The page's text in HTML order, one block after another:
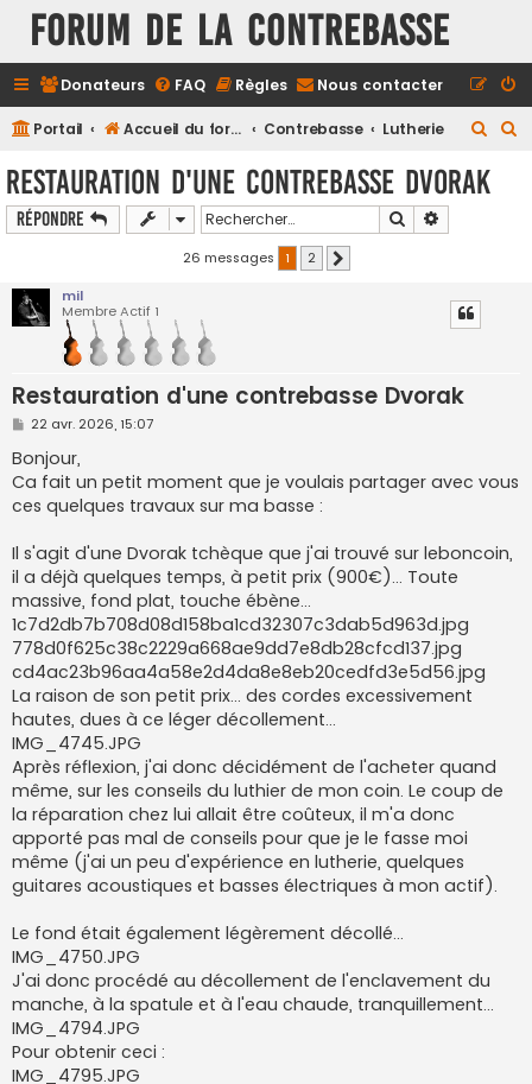
FORUM DE LA CONTREBASSE
Donateurs FAQ Règles Nous contacter
Portail Accueil du forum Contrebasse Lutherie
c
Restauration d'une contrebasse Dvorak
Répondre Rechercher
26 messages 1 2
mil
Membre Actif 1
Restauration d'une contrebasse Dvorak
M
s
s
a
g
e
22 avr. 2026, 15:07
Bonjour,
Ca fait un petit moment que je voulais partager avec vous
ces quelques travaux sur ma basse :
Il s'agit d'une Dvorak tchèque que j'ai trouvé sur leboncoin,
il a déjà quelques temps, à petit prix (900€)... Toute
massive, fond plat, touche ébène...
1c7d2db7b708d08d158ba1cd32307c3dab5d963d.jpg
778d0f625c38c2229a668ae9dd7e8db28cfcd137.jpg
cd4ac23b96aa4a58e2d4da8e8eb20cedfd3e5d56.jpg
La raison de son petit prix... des cordes excessivement
hautes, dues à ce léger décollement...
IMG_4745.JPG
Après réflexion, j'ai donc décidément de l'acheter quand
même, sur les conseils du luthier de mon coin. Le coup de
la réparation chez lui allait être coûteux, il m'a donc
apporté pas mal de conseils pour que je le fasse moi
même (j'ai un peu d'expérience en lutherie, quelques
guitares acoustiques et basses électriques à mon actif).
Le fond était également légèrement décollé...
IMG_4750.JPG
J'ai donc procédé au décollement de l'enclavement du
manche, à la spatule et à l'eau chaude, tranquillement...
IMG_4794.JPG
Pour obtenir ceci :
IMG_4795.JPG